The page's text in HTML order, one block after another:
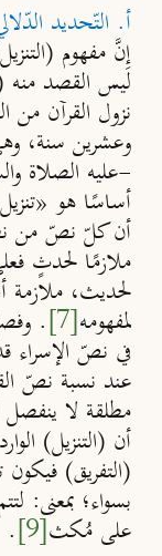
أ. التّحديد
إِنَّ مفهوم
ليس القصد منه
نزول القرآن
وعشرين سنة،
-عليه الصلاة
أساسًا هو «
أن كلّ نصّ من
ملازمًا لحدثٍ
لحديث، ملازمة
لمفهومه[7]
.
في نصّ الإسراء
عند نسبة نصّ
مطلقة لا ينفصل
أن (التنزيل)
(التفريق) فيكون
بسواء؛ بمعنى:
على مُكث[9]
.